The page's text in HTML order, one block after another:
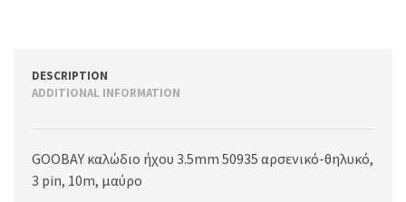
DESCRIPTION
ADDITIONAL INFORMATION
GOOBAY καλώδιο ήχου 3.5mm 50935 αρσενικό-θηλυκό,
3 pin, 10m, μαύρο